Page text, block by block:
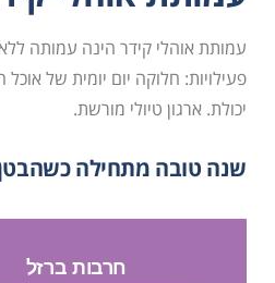
עמותת אוהלי קידר הינה עמותה
פעילויות: חלוקה יום יומית של
יכולת. ארגון טיולי מורשת.
שנה טובה מתחילה
חרבות ברזל